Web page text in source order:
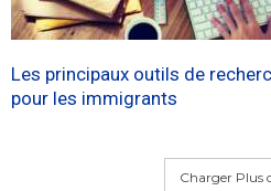
Les principaux outils de
pour les immigrants
Charger Plus